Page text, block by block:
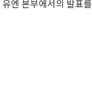
엔 본부에서의 발표를